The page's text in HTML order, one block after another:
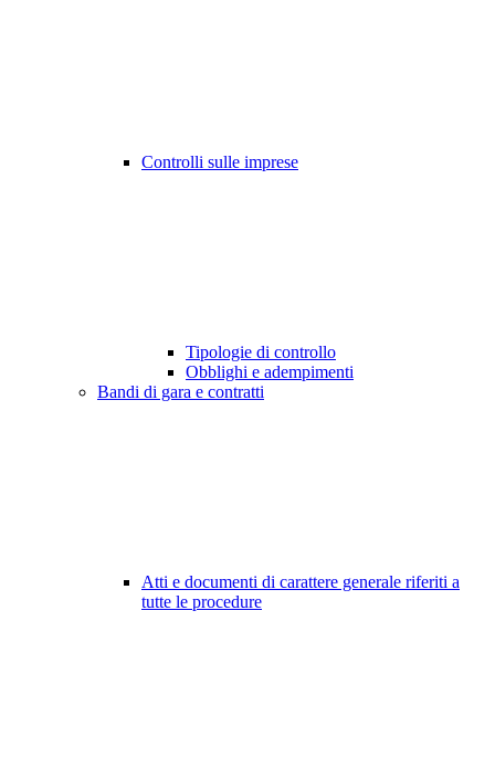
Controlli sulle imprese
Tipologie di controllo
Obblighi e adempimenti
Bandi di gara e contratti
Atti e documenti di carattere generale riferiti a
tutte le procedure